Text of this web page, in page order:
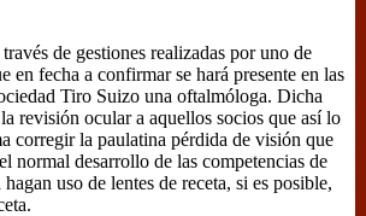
de gestiones realizadas por uno de
en fecha a confirmar se hará presente en las
Tiro Suizo una oftalmóloga. Dicha
revisión ocular a aquellos socios que así lo
corregir la paulatina pérdida de visión que
normal desarrollo de las competencias de
uso de lentes de receta, si es posible,